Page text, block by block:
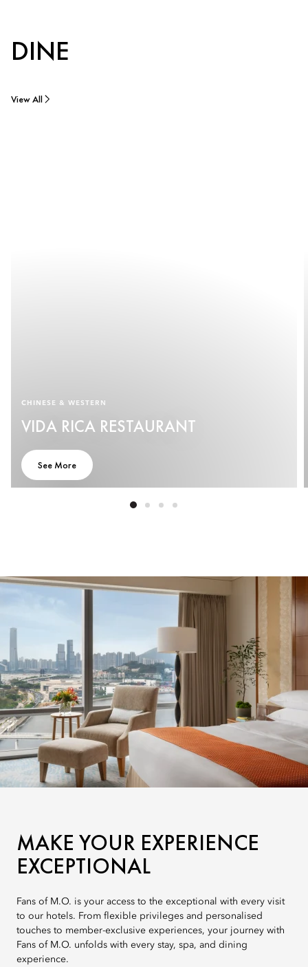
DINE
View All
CHINESE & WESTERN
VIDA RICA RESTAURANT
See More
MAKE YOUR EXPERIENCE
EXCEPTIONAL
Fans of M.O. is your access to the exceptional with every visit
to our hotels. From flexible privileges and personalised
touches to member-exclusive experiences, your journey with
Fans of M.O. unfolds with every stay, spa, and dining
experience.